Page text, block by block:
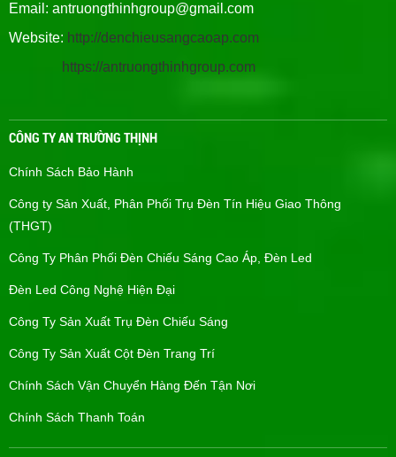
Email: antruongthinhgroup@gmail.com
Website: http://denchieusangcaoap.com
https://antruongthinhgroup.com
CÔNG TY AN TRƯỜNG THỊNH
Chính Sách Bảo Hành
Công ty Sản Xuất, Phân Phối Trụ Đèn Tín Hiệu Giao Thông
(THGT)
Công Ty Phân Phối Đèn Chiếu Sáng Cao Áp, Đèn Led
Đèn Led Công Nghệ Hiện Đại
Công Ty Sản Xuất Trụ Đèn Chiếu Sáng
Công Ty Sản Xuất Cột Đèn Trang Trí
Chính Sách Vận Chuyển Hàng Đến Tận Nơi
Chính Sách Thanh Toán